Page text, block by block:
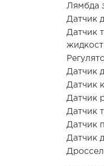
Лямбда
Датчик
Датчик
Датчик
Датчик
Датчик
Датчик
Датчик
Датчик